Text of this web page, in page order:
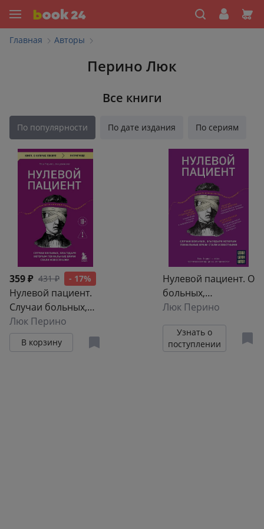
Главная Авторы
Перино Люк
Все книги
По популярности По дате издания По сериям
359 ₽ 431 ₽ - 17%
Нулевой пациент.
Случаи больных,
благодаря которым
гениальные врачи
стали известными
Люк Перино
В корзину
Нулевой пациент. О
больных,
благодаря которым
стали известными
Люк Перино
Узнать о
поступлении